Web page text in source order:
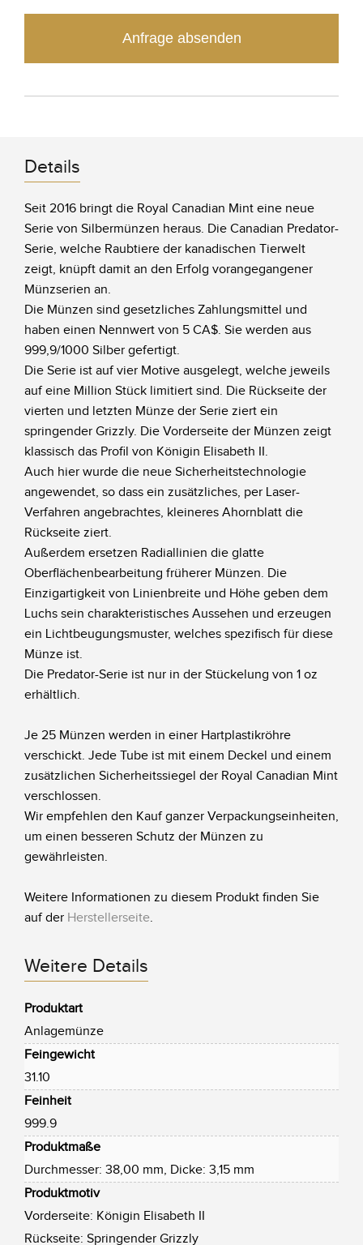
Anfrage absenden
Details
Seit 2016 bringt die Royal Canadian Mint eine neue
Serie von Silbermünzen heraus. Die Canadian Predator-
Serie, welche Raubtiere der kanadischen Tierwelt
zeigt, knüpft damit an den Erfolg vorangegangener
Münzserien an.
Die Münzen sind gesetzliches Zahlungsmittel und
haben einen Nennwert von 5 CA$. Sie werden aus
999,9/1000 Silber gefertigt.
Die Serie ist auf vier Motive ausgelegt, welche jeweils
auf eine Million Stück limitiert sind. Die Rückseite der
vierten und letzten Münze der Serie ziert ein
springender Grizzly. Die Vorderseite der Münzen zeigt
klassisch das Profil von Königin Elisabeth II.
Auch hier wurde die neue Sicherheitstechnologie
angewendet, so dass ein zusätzliches, per Laser-
Verfahren angebrachtes, kleineres Ahornblatt die
Rückseite ziert.
Außerdem ersetzen Radiallinien die glatte
Oberflächenbearbeitung früherer Münzen. Die
Einzigartigkeit von Linienbreite und Höhe geben dem
Luchs sein charakteristisches Aussehen und erzeugen
ein Lichtbeugungsmuster, welches spezifisch für diese
Münze ist.
Die Predator-Serie ist nur in der Stückelung von 1 oz
erhältlich.
Je 25 Münzen werden in einer Hartplastikröhre
verschickt. Jede Tube ist mit einem Deckel und einem
zusätzlichen Sicherheitssiegel der Royal Canadian Mint
verschlossen.
Wir empfehlen den Kauf ganzer Verpackungseinheiten,
um einen besseren Schutz der Münzen zu
gewährleisten.
Weitere Informationen zu diesem Produkt finden Sie
auf der Herstellerseite.
Weitere Details
Produktart
Anlagemünze
Feingewicht
31.10
Feinheit
999.9
Produktmaße
Durchmesser: 38,00 mm, Dicke: 3,15 mm
Produktmotiv
Vorderseite: Königin Elisabeth II
Rückseite: Springender Grizzly